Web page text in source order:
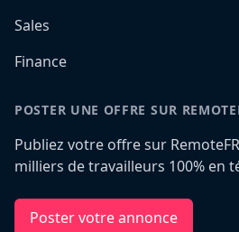
Sales
Finance
POSTER UNE OFFRE SUR
Publiez votre offre sur
milliers de travailleurs 100% en
Poster votre annonce